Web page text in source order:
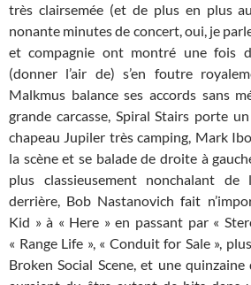
très clairsemée (et de plus en plus
nonante minutes de concert, oui, je
et compagnie ont montré une fois
(donner l’air de) s’en foutre
Malkmus balance ses accords sans
grande carcasse, Spiral Stairs porte
chapeau Jupiler très camping, Mark
la scène et se balade de droite à
plus classieusement nonchalant
derrière, Bob Nastanovich fait
Kid » à « Here » en passant par «
« Range Life », « Conduit for Sale »,
Broken Social Scene, et une quinzaine